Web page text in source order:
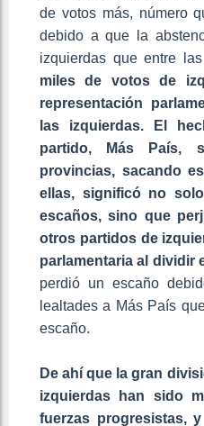
de votos más, número
debido a que la
izquierdas que entre
miles de votos de
representación
las izquierdas. El
partido, Más País,
provincias, sacando
ellas, significó no
escaños, sino que
otros partidos de
parlamentaria al dividir
perdió un escaño
lealtades a Más País
escaño.
De ahí que la gran
izquierdas han sido
fuerzas progresistas,